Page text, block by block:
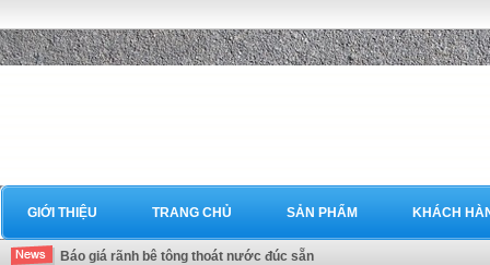
GIỚI THIỆU TRANG CHỦ SẢN PHẨM KHÁCH
Báo giá rãnh bê tông thoát nước đúc sẵn